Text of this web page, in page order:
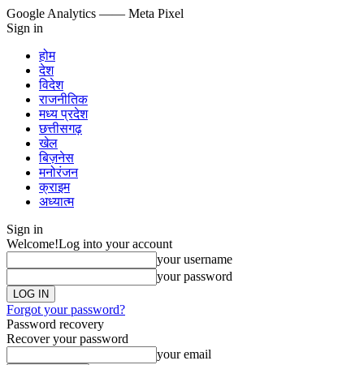
Google Analytics —— Meta Pixel
Sign in
होम
देश
विदेश
राजनीतिक
मध्य प्रदेश
छत्तीसगढ़
खेल
बिज़नेस
मनोरंजन
क्राइम
अध्यात्म
Sign in
Welcome!Log into your account
your username
your password
Forgot your password?
Password recovery
Recover your password
your email